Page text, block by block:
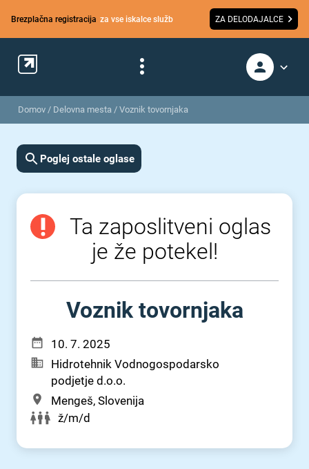
Brezplačna registracija za vse iskalce služb ZA DELODAJALCE
Domov / Delovna mesta / Voznik tovornjaka
Poglej ostale oglase
Ta zaposlitveni oglas
je že potekel!
Voznik tovornjaka
10. 7. 2025
Hidrotehnik Vodnogospodarsko
podjetje d.o.o.
Mengeš, Slovenija
ž/m/d